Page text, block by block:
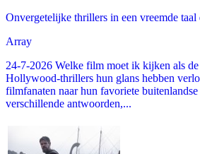
Onvergetelijke thrillers in een vreemde taal
Array
24-7-2026 Welke film moet ik kijken als
Hollywood-thrillers hun glans hebben
filmfanaten naar hun favoriete
verschillende antwoorden,...